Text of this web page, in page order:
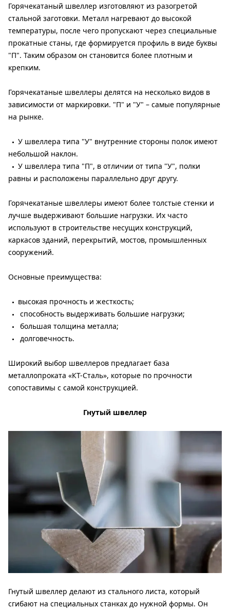
Горячекатаный швеллер изготовляют из разогретой
стальной заготовки. Металл нагревают до высокой
температуры, после чего пропускают через специальные
прокатные станы, где формируется профиль в виде буквы
"П". Таким образом он становится более плотным и
крепким.
Горячекатаные швеллеры делятся на несколько видов в
зависимости от маркировки. "П" и "У" – самые популярные
на рынке.
У швеллера типа "У" внутренние стороны полок имеют
небольшой наклон.
У швеллера типа "П", в отличии от типа "У", полки
равны и расположены параллельно друг другу.
Горячекатаные швеллеры имеют более толстые стенки и
лучше выдерживают большие нагрузки. Их часто
используют в строительстве несущих конструкций,
каркасов зданий, перекрытий, мостов, промышленных
сооружений.
Основные преимущества:
высокая прочность и жесткость;
способность выдерживать большие нагрузки;
большая толщина металла;
долговечность.
Широкий выбор швеллеров предлагает база
металлопроката «КТ-Сталь», которые по прочности
сопоставимы с самой конструкцией.
Гнутый швеллер
Гнутый швеллер делают из стального листа, который
сгибают на специальных станках до нужной формы. Он